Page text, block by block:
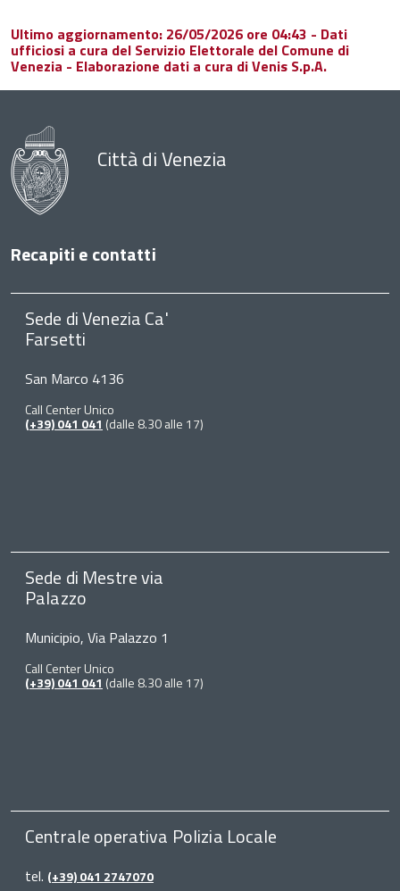
Ultimo aggiornamento: 26/05/2026 ore 04:43 - Dati
ufficiosi a cura del Servizio Elettorale del Comune di
Venezia - Elaborazione dati a cura di Venis S.p.A.
Città di Venezia
Recapiti e contatti
Sede di Venezia Ca'
Farsetti
San Marco 4136
Call Center Unico
(+39) 041 041 (dalle 8.30 alle 17)
Sede di Mestre via
Palazzo
Municipio, Via Palazzo 1
Call Center Unico
(+39) 041 041 (dalle 8.30 alle 17)
Centrale operativa Polizia Locale
tel. (+39) 041 2747070